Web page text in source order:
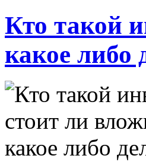
Кто такой
какое либо